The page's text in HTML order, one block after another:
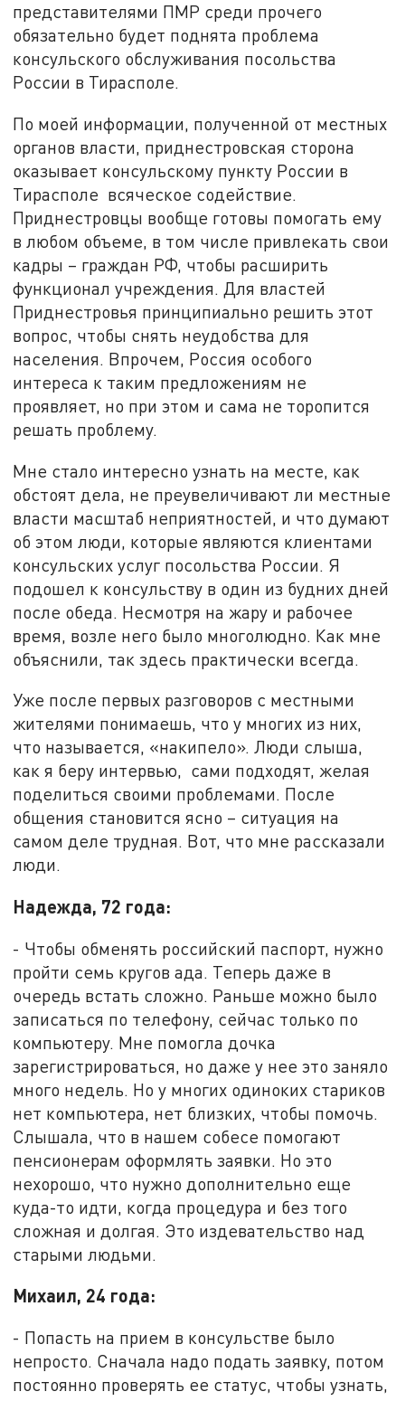
представителями ПМР среди прочего
обязательно будет поднята проблема
консульского обслуживания посольства
России в Тирасполе.
По моей информации, полученной от местных
органов власти, приднестровская сторона
оказывает консульскому пункту России в
Тирасполе всяческое содействие.
Приднестровцы вообще готовы помогать ему
в любом объеме, в том числе привлекать свои
кадры – граждан РФ, чтобы расширить
функционал учреждения. Для властей
Приднестровья принципиально решить этот
вопрос, чтобы снять неудобства для
населения. Впрочем, Россия особого
интереса к таким предложениям не
проявляет, но при этом и сама не торопится
решать проблему.
Мне стало интересно узнать на месте, как
обстоят дела, не преувеличивают ли местные
власти масштаб неприятностей, и что думают
об этом люди, которые являются клиентами
консульских услуг посольства России. Я
подошел к консульству в один из будних дней
после обеда. Несмотря на жару и рабочее
время, возле него было многолюдно. Как мне
объяснили, так здесь практически всегда.
Уже после первых разговоров с местными
жителями понимаешь, что у многих из них,
что называется, «накипело». Люди слыша,
как я беру интервью, сами подходят, желая
поделиться своими проблемами. После
общения становится ясно – ситуация на
самом деле трудная. Вот, что мне рассказали
люди.
Надежда, 72 года:
- Чтобы обменять российский паспорт, нужно
пройти семь кругов ада. Теперь даже в
очередь встать сложно. Раньше можно было
записаться по телефону, сейчас только по
компьютеру. Мне помогла дочка
зарегистрироваться, но даже у нее это заняло
много недель. Но у многих одиноких стариков
нет компьютера, нет близких, чтобы помочь.
Слышала, что в нашем собесе помогают
пенсионерам оформлять заявки. Но это
нехорошо, что нужно дополнительно еще
куда-то идти, когда процедура и без того
сложная и долгая. Это издевательство над
старыми людьми.
Михаил, 24 года:
- Попасть на прием в консульстве было
непросто. Сначала надо подать заявку, потом
постоянно проверять ее статус, чтобы узнать,